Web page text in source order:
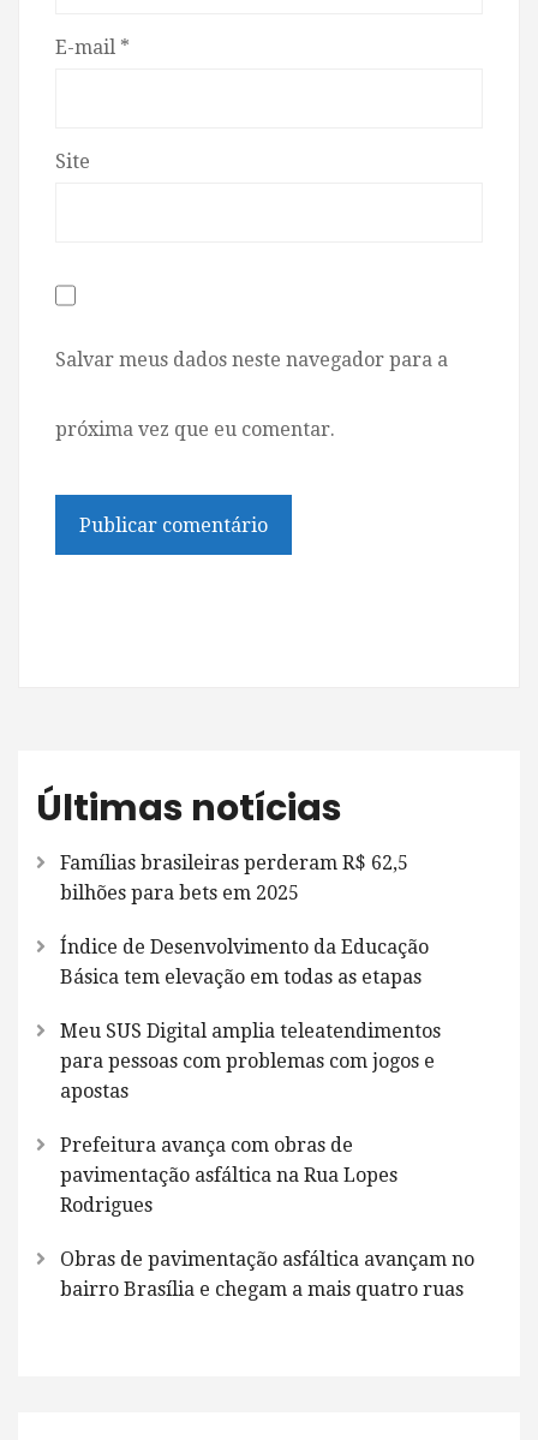
E-mail *
Site
Salvar meus dados neste navegador para a
próxima vez que eu comentar.
Últimas notícias
Famílias brasileiras perderam R$ 62,5
bilhões para bets em 2025
Índice de Desenvolvimento da Educação
Básica tem elevação em todas as etapas
Meu SUS Digital amplia teleatendimentos
para pessoas com problemas com jogos e
apostas
Prefeitura avança com obras de
pavimentação asfáltica na Rua Lopes
Rodrigues
Obras de pavimentação asfáltica avançam no
bairro Brasília e chegam a mais quatro ruas